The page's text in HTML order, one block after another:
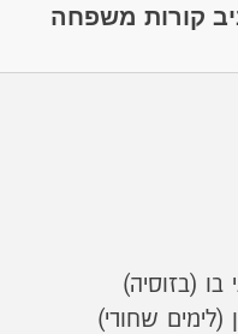
קורות משפחה
הזיכרון לקהילת לודביפול (עמ' 260): נזכר אני בו (בזוסיה)
שחורי)